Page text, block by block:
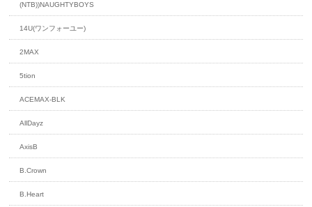
(NTB))NAUGHTYBOYS
14U(ワンフォーユー)
2MAX
5tion
ACEMAX-BLK
AllDayz
AxisB
B.Crown
B.Heart